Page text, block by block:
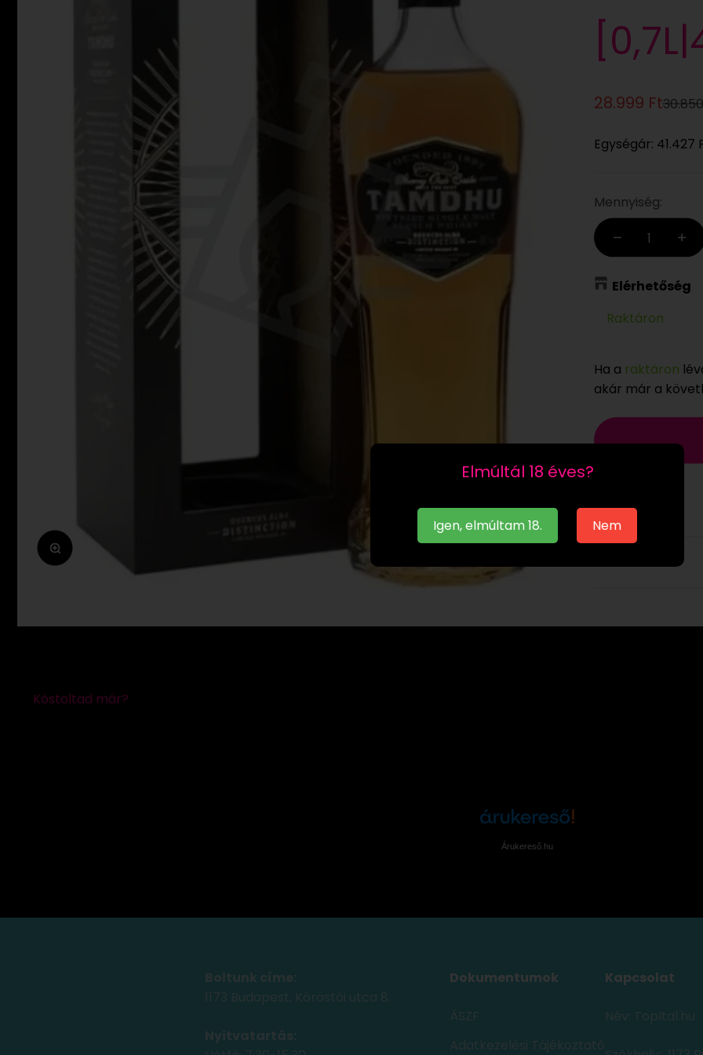
Elmúltál 18 éves?
Igen, elmúltam 18. Nem
Zoomolás
Eladási ár
28.999 Ft
Egységár: 41.427
Mennyiség:
Elérhetőség
Raktáron
Ha a raktáron
akár már a
Árukereső.hu
Boltunk címe:
1173 Budapest, Köröstói utca 8.
Nyitvatartás:
Dokumentumok
ÁSZF
Adatkezelési Tájékoztató
Kapcsolat
Név: TopItal.hu